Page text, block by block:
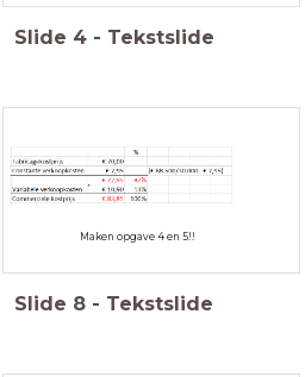
Slide 4 - Tekstslide
Maken opgave 4 en 5!!
Slide 8 - Tekstslide